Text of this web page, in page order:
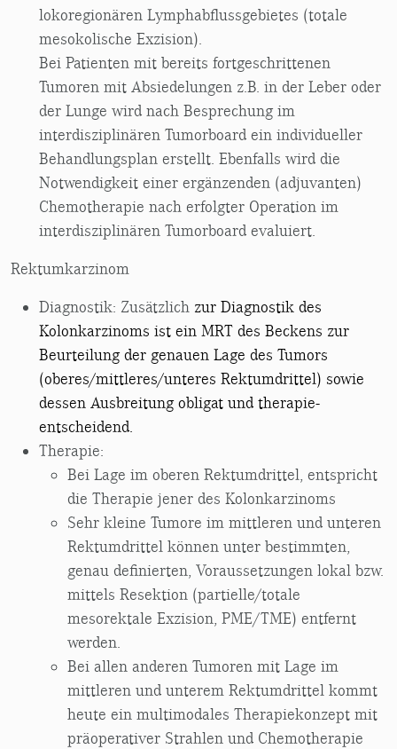
lokoregionären Lymphabflussgebietes (totale
mesokolische Exzision).
Bei Patienten mit bereits fortgeschrittenen
Tumoren mit Absiedelungen z.B. in der Leber oder
der Lunge wird nach Besprechung im
interdisziplinären Tumorboard ein individueller
Behandlungsplan erstellt. Ebenfalls wird die
Notwendigkeit einer ergänzenden (adjuvanten)
Chemotherapie nach erfolgter Operation im
interdisziplinären Tumorboard evaluiert.
Rektumkarzinom
Diagnostik: Zusätzlich zur Diagnostik des
Kolonkarzinoms ist ein MRT des Beckens zur
Beurteilung der genauen Lage des Tumors
(oberes/mittleres/unteres Rektumdrittel) sowie
dessen Ausbreitung obligat und therapie-
entscheidend.
Therapie:
Bei Lage im oberen Rektumdrittel, entspricht
die Therapie jener des Kolonkarzinoms
Sehr kleine Tumore im mittleren und unteren
Rektumdrittel können unter bestimmten,
genau definierten, Voraussetzungen lokal bzw.
mittels Resektion (partielle/totale
mesorektale Exzision, PME/TME) entfernt
werden.
Bei allen anderen Tumoren mit Lage im
mittleren und unterem Rektumdrittel kommt
heute ein multimodales Therapiekonzept mit
präoperativer Strahlen und Chemotherapie